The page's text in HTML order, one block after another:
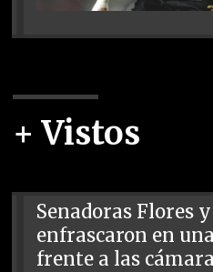
+ Vistos
Senadoras Flores
enfrascaron en
frente a las